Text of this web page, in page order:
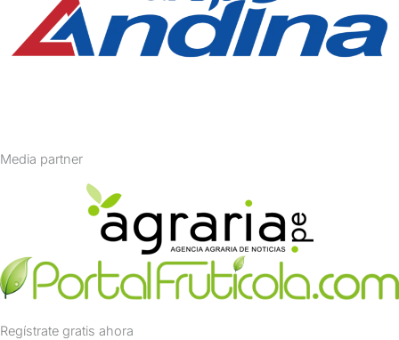
Media partner
Regístrate gratis ahora